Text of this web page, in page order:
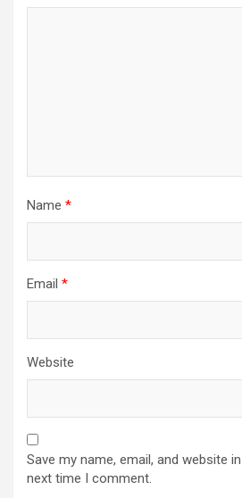
Name *
Email *
Website
Save my name, email, and website
next time I comment.